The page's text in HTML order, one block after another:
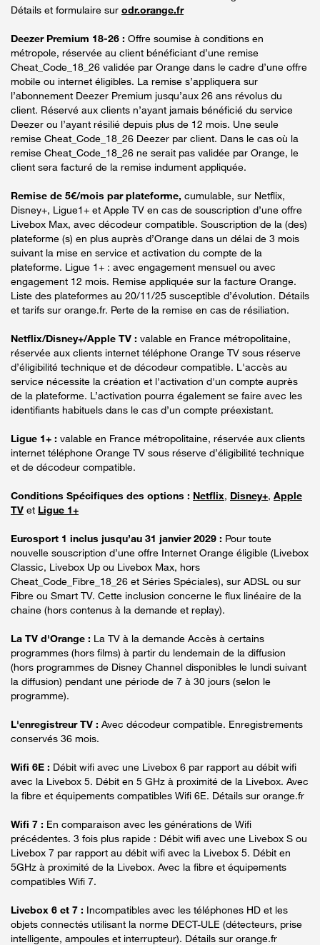
Détails et formulaire sur odr.orange.fr
Deezer Premium 18-26 : Offre soumise à conditions en
métropole, réservée au client bénéficiant d’une remise
Cheat_Code_18_26 validée par Orange dans le cadre d’une offre
mobile ou internet éligibles. La remise s’appliquera sur
l’abonnement Deezer Premium jusqu’aux 26 ans révolus du
client. Réservé aux clients n’ayant jamais bénéficié du service
Deezer ou l’ayant résilié depuis plus de 12 mois. Une seule
remise Cheat_Code_18_26 Deezer par client. Dans le cas où la
remise Cheat_Code_18_26 ne serait pas validée par Orange, le
client sera facturé de la remise indument appliquée.
Remise de 5€/mois par plateforme, cumulable, sur Netflix,
Disney+, Ligue1+ et Apple TV en cas de souscription d’une offre
Livebox Max, avec décodeur compatible. Souscription de la (des)
plateforme (s) en plus auprès d’Orange dans un délai de 3 mois
suivant la mise en service et activation du compte de la
plateforme. Ligue 1+ : avec engagement mensuel ou avec
engagement 12 mois. Remise appliquée sur la facture Orange.
Liste des plateformes au 20/11/25 susceptible d’évolution. Détails
et tarifs sur orange.fr. Perte de la remise en cas de résiliation.
Netflix/Disney+/Apple TV : valable en France métropolitaine,
réservée aux clients internet téléphone Orange TV sous réserve
d’éligibilité technique et de décodeur compatible. L'accès au
service nécessite la création et l'activation d'un compte auprès
de la plateforme. L’activation pourra également se faire avec les
identifiants habituels dans le cas d’un compte préexistant.
Ligue 1+ : valable en France métropolitaine, réservée aux clients
internet téléphone Orange TV sous réserve d’éligibilité technique
et de décodeur compatible.
Conditions Spécifiques des options : Netflix, Disney+, Apple
TV et Ligue 1+
Eurosport 1 inclus jusqu’au 31 janvier 2029 : Pour toute
nouvelle souscription d’une offre Internet Orange éligible (Livebox
Classic, Livebox Up ou Livebox Max, hors
Cheat_Code_Fibre_18_26 et Séries Spéciales), sur ADSL ou sur
Fibre ou Smart TV. Cette inclusion concerne le flux linéaire de la
chaine (hors contenus à la demande et replay).
La TV d'Orange : La TV à la demande Accès à certains
programmes (hors films) à partir du lendemain de la diffusion
(hors programmes de Disney Channel disponibles le lundi suivant
la diffusion) pendant une période de 7 à 30 jours (selon le
programme).
L'enregistreur TV : Avec décodeur compatible. Enregistrements
conservés 36 mois.
Wifi 6E : Débit wifi avec une Livebox 6 par rapport au débit wifi
avec la Livebox 5. Débit en 5 GHz à proximité de la Livebox. Avec
la fibre et équipements compatibles Wifi 6E. Détails sur orange.fr
Wifi 7 : En comparaison avec les générations de Wifi
précédentes. 3 fois plus rapide : Débit wifi avec une Livebox S ou
Livebox 7 par rapport au débit wifi avec la Livebox 5. Débit en
5GHz à proximité de la Livebox. Avec la fibre et équipements
compatibles Wifi 7.
Livebox 6 et 7 : Incompatibles avec les téléphones HD et les
objets connectés utilisant la norme DECT-ULE (détecteurs, prise
intelligente, ampoules et interrupteur). Détails sur orange.fr